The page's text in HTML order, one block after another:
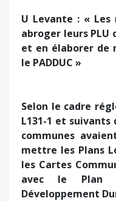
U Levante : «
abroger leurs PLU
et en élaborer de
le PADDUC »
Selon le cadre
L131-1 et suivants
communes
mettre les Plans
les Cartes
avec le Plan
Développement